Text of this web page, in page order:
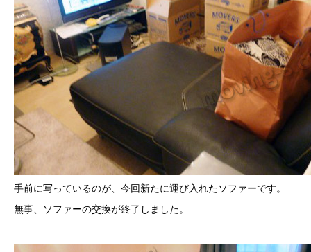
手前に写っているのが、今回新たに運び入れたソファーです。
無事、ソファーの交換が終了しました。